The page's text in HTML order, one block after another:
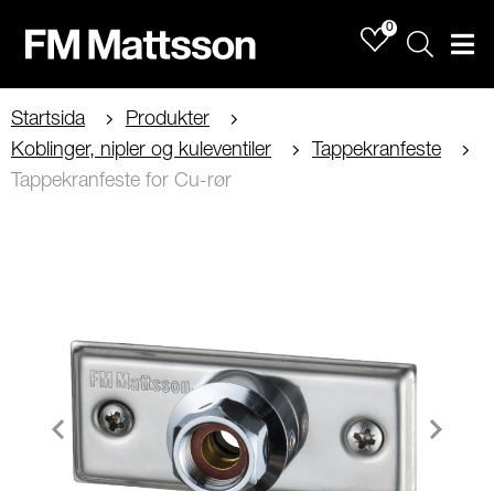
0
Sök
Startsida
Produkter
Koblinger, nipler og kuleventiler
Tappekranfeste
Tappekranfeste for Cu-rør